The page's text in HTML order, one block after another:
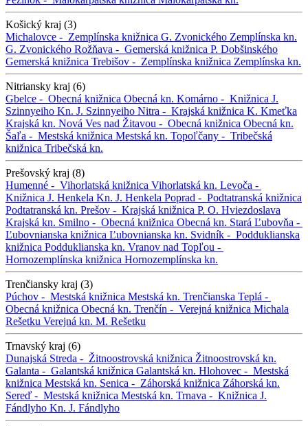
Košický kraj (3)
Michalovce - Zemplínska knižnica G. Zvonického Zemplínska kn.
G. Zvonického Rožňava - Gemerská knižnica P. Dobšinského
Gemerská knižnica Trebišov - Zemplínska knižnica Zemplínska kn.
Nitriansky kraj (6)
Gbelce - Obecná knižnica Obecná kn. Komárno - Knižnica J.
Szinnyeiho Kn. J. Szinnyeiho Nitra - Krajská knižnica K. Kmeťka
Krajská kn. Nová Ves nad Žitavou - Obecná knižnica Obecná kn.
Šaľa - Mestská knižnica Mestská kn. Topoľčany - Tribečská
knižnica Tribečská kn.
Prešovský kraj (8)
Humenné - Vihorlatská knižnica Vihorlatská kn. Levoča -
Knižnica J. Henkela Kn. J. Henkela Poprad - Podtatranská knižnica
Podtatranská kn. Prešov - Krajská knižnica P. O. Hviezdoslava
Krajská kn. Smilno - Obecná knižnica Obecná kn. Stará Ľubovňa -
Ľubovnianska knižnica Ľubovnianska kn. Svidník - Podduklianska
knižnica Podduklianska kn. Vranov nad Topľou -
Hornozemplínska knižnica Hornozemplínska kn.
Trenčiansky kraj (3)
Púchov - Mestská knižnica Mestská kn. Trenčianska Teplá -
Obecná knižnica Obecná kn. Trenčín - Verejná knižnica Michala
Rešetku Verejná kn. M. Rešetku
Trnavský kraj (6)
Dunajská Streda - Žitnoostrovská knižnica Žitnoostrovská kn.
Galanta - Galantská knižnica Galantská kn. Hlohovec - Mestská
knižnica Mestská kn. Senica - Záhorská knižnica Záhorská kn.
Sereď - Mestská knižnica Mestská kn. Trnava - Knižnica J.
Fándlyho Kn. J. Fándlyho